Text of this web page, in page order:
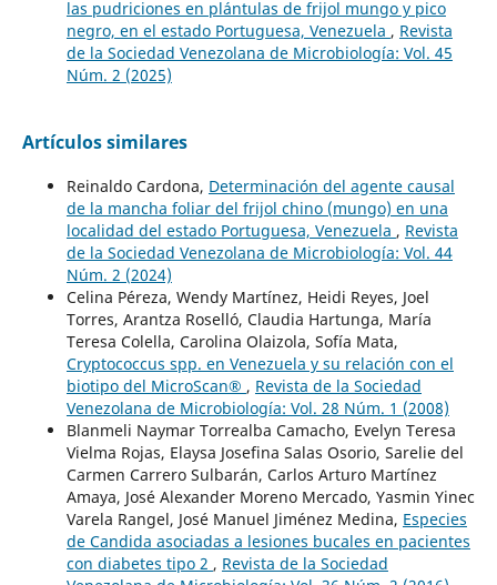
las pudriciones en plántulas de frijol mungo y pico
negro, en el estado Portuguesa, Venezuela , Revista
de la Sociedad Venezolana de Microbiología: Vol. 45
Núm. 2 (2025)
Artículos similares
Reinaldo Cardona, Determinación del agente causal
de la mancha foliar del frijol chino (mungo) en una
localidad del estado Portuguesa, Venezuela , Revista
de la Sociedad Venezolana de Microbiología: Vol. 44
Núm. 2 (2024)
Celina Péreza, Wendy Martínez, Heidi Reyes, Joel
Torres, Arantza Roselló, Claudia Hartunga, María
Teresa Colella, Carolina Olaizola, Sofía Mata,
Cryptococcus spp. en Venezuela y su relación con el
biotipo del MicroScan® , Revista de la Sociedad
Venezolana de Microbiología: Vol. 28 Núm. 1 (2008)
Blanmeli Naymar Torrealba Camacho, Evelyn Teresa
Vielma Rojas, Elaysa Josefina Salas Osorio, Sarelie del
Carmen Carrero Sulbarán, Carlos Arturo Martínez
Amaya, José Alexander Moreno Mercado, Yasmin Yinec
Varela Rangel, José Manuel Jiménez Medina, Especies
de Candida asociadas a lesiones bucales en pacientes
con diabetes tipo 2 , Revista de la Sociedad